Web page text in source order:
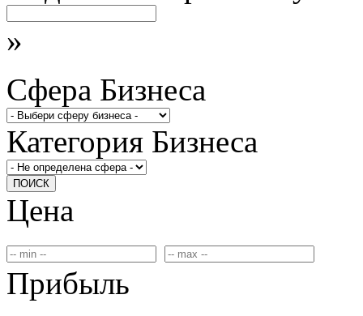
»
Сфера Бизнеса
Категория Бизнеса
ПОИСК
Цена
Прибыль